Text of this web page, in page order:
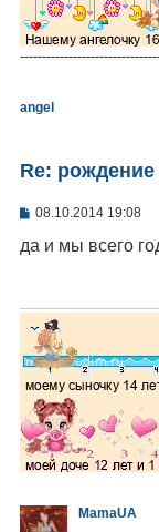
angel
Re:
С
о
н
е
08.10.2014 19:08
да и мы всего
MamaUA